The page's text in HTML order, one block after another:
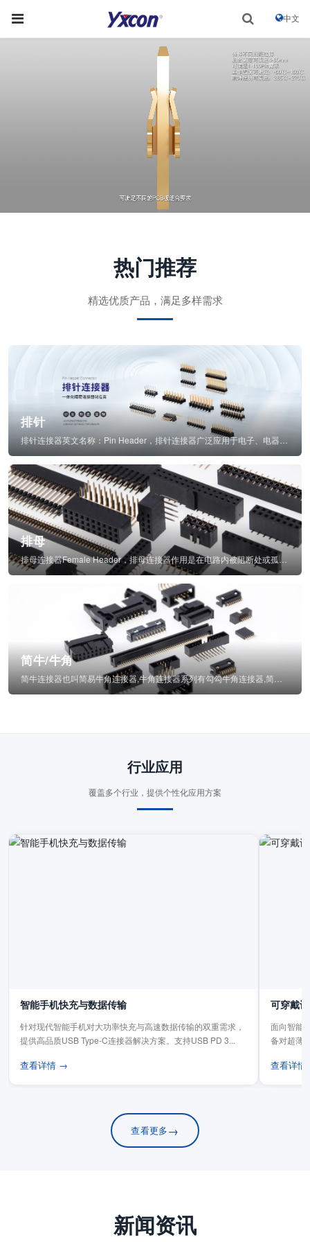
中文
热门推荐
精选优质产品，满足多样需求
排针
排母
排母连接器Female Header，排母连接器作用是在电路内被阻断处或孤立不通...
简牛/牛角
行业应用
覆盖多个行业，提供个性化应用方案
智能手机快充与数据传输
针对现代智能手机对大功率快充与高速数据传输的双重需求，
提供高品质USB Type-C连接器解决方案。支持USB PD 3...
查看详情 →
可穿戴
面向智能
备对超薄
查看详
查看更多→
新闻资讯